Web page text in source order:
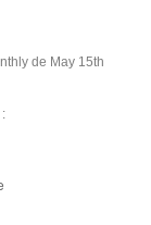
de May 15th